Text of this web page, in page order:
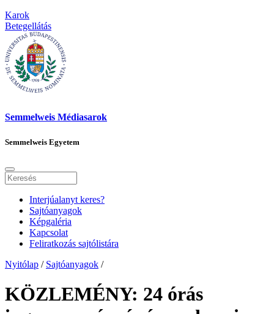
Karok
Betegellátás
Semmelweis Médiasarok
Semmelweis Egyetem
Interjúalanyt keres?
Sajtóanyagok
Képgaléria
Kapcsolat
Feliratkozás sajtólistára
Nyitólap / Sajtóanyagok /
KÖZLEMÉNY: 24 órás